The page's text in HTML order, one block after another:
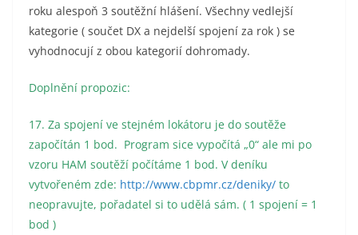
roku alespoň 3 soutěžní hlášení. Všechny vedlejší
kategorie ( součet DX a nejdelší spojení za rok ) se
vyhodnocují z obou kategorií dohromady.
Doplnění propozic:
17. Za spojení ve stejném lokátoru je do soutěže
započítán 1 bod. Program sice vypočítá „0“ ale mi po
vzoru HAM soutěží počítáme 1 bod. V deníku
vytvořeném zde: http://www.cbpmr.cz/deniky/ to
neopravujte, pořadatel si to udělá sám. ( 1 spojení = 1
bod )